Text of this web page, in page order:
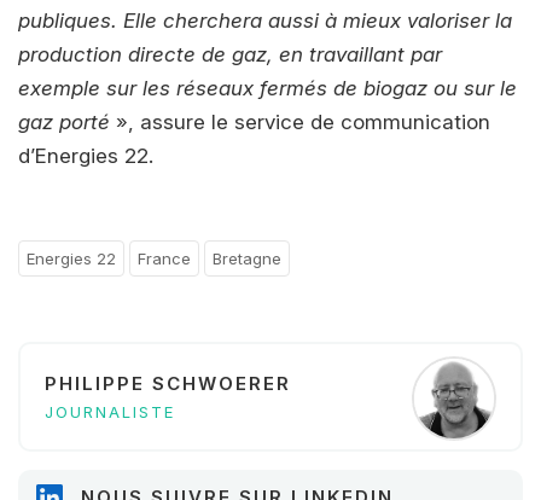
publiques. Elle cherchera aussi à mieux valoriser la
production directe de gaz, en travaillant par
exemple sur les réseaux fermés de biogaz ou sur le
gaz porté », assure le service de communication
d’Energies 22.
Energies 22 France Bretagne
PHILIPPE SCHWOERER
JOURNALISTE